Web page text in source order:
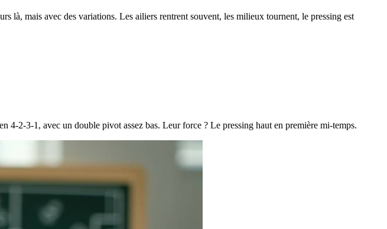
là, mais avec des variations. Les ailiers rentrent souvent, les milieux tournent, le pressing est
2-3-1, avec un double pivot assez bas. Leur force ? Le pressing haut en première mi-temps.